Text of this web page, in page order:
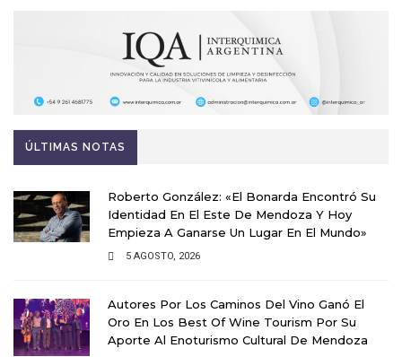
ÚLTIMAS NOTAS
Roberto González: «El Bonarda Encontró Su
Identidad En El Este De Mendoza Y Hoy
Empieza A Ganarse Un Lugar En El Mundo»
5 AGOSTO, 2026
Autores Por Los Caminos Del Vino Ganó El
Oro En Los Best Of Wine Tourism Por Su
Aporte Al Enoturismo Cultural De Mendoza